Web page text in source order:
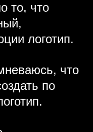
то, что
логотип.
что
по